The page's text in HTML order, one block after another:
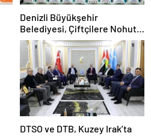
Denizli Büyükşehir
Belediyesi, Çiftçilere Nohut
Tohumu Desteği Veriyor
DTSO ve DTB, Kuzey Irak’ta